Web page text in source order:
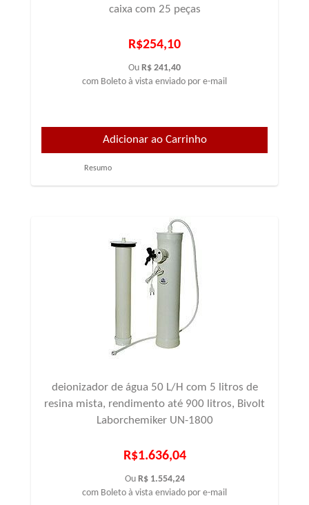
caixa com 25 peças
R$254,10
Ou R$ 241,40
com Boleto à vista enviado por e-mail
Resumo
deionizador de água 50 L/H com 5 litros de
resina mista, rendimento até 900 litros, Bivolt
Laborchemiker UN-1800
R$1.636,04
Ou R$ 1.554,24
com Boleto à vista enviado por e-mail